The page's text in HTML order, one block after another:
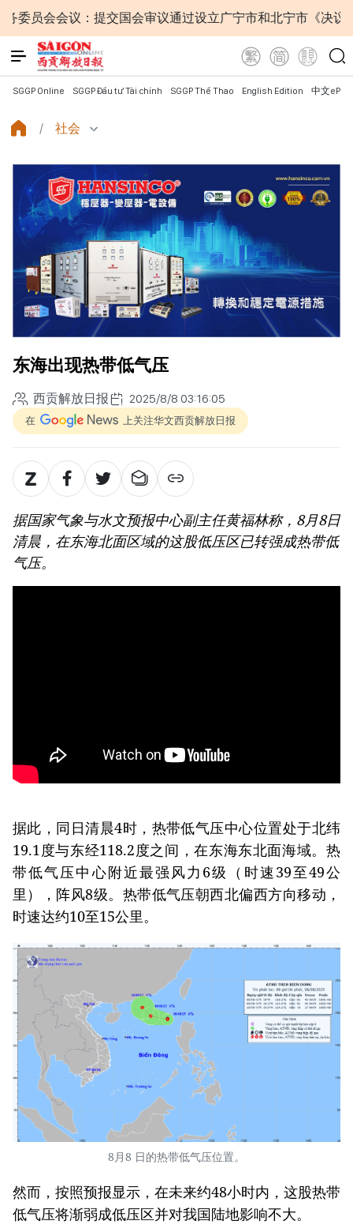
议：提交国会审议通过设立广宁市和北宁市《决议》
SGGP Online SGGP Đầu tư Tài chính SGGP Thể Thao English Edition 中文
社会
东海出现热带低气压
西贡解放日报 2025/8/8 03:16:05
在 上关注华文西贡解放日报
据国家气象与水文预报中心副主任黄福林称，8月8日
清晨，在东海北面区域的这股低压区已转强成热带低
气压。
据此，同日清晨4时，热带低气压中心位置处于北纬
19.1度与东经118.2度之间，在东海东北面海域。热
带低气压中心附近最强风力6级（时速39至49公
里），阵风8级。热带低气压朝西北偏西方向移动，
时速达约10至15公里。
8月8 日的热带低气压位置。
然而，按照预报显示，在未来约48小时内，这股热带
低气压将渐弱成低压区并对我国陆地影响不大。